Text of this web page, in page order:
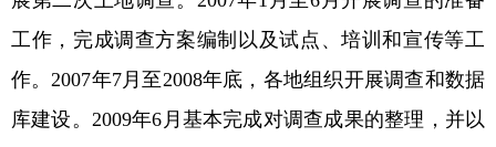
工作，完成调查方案编制以及试点、培训和宣传等工
作。2007年7月至2008年底，各地组织开展调查和数据
库建设。2009年6月基本完成对调查成果的整理，并以